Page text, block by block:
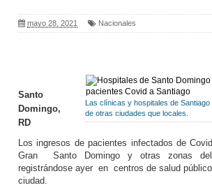
mayo 28, 2021 Nacionales
Las clínicas y hospitales de
de otras ciudades que locales.
Santo
Domingo,
RD
Los ingresos de pacientes infectados de
Gran Santo Domingo y otras zonas del
registrándose ayer en centros de salud
ciudad.